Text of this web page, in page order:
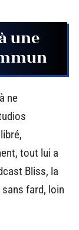
une
ne
tout lui a
Bliss, la
fard, loin